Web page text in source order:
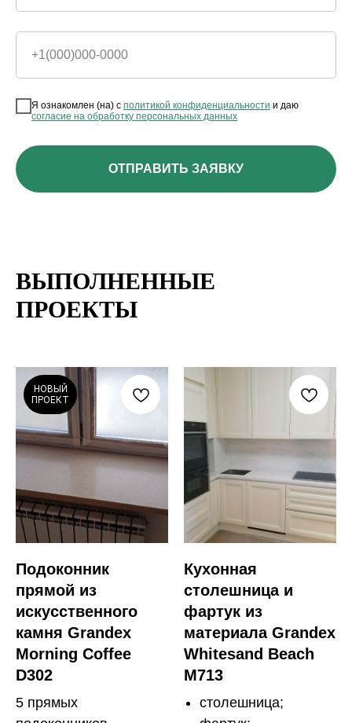
+1(000)000-0000
Я ознакомлен (на) с политикой конфиденциальности и даю
согласие на обработку персональных данных
ОТПРАВИТЬ ЗАЯВКУ
ВЫПОЛНЕННЫЕ
ПРОЕКТЫ
НОВЫЙ
ПРОЕКТ
Подоконник
прямой из
искусственного
камня Grandex
Morning Coffee
D302
5 прямых
Кухонная
столешница и
фартук из
материала Grandex
Whitesand Beach
M713
столешница;